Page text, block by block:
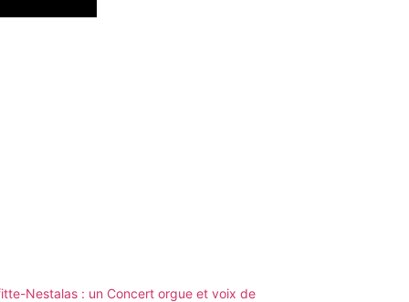
Nestalas : un Concert orgue et voix de